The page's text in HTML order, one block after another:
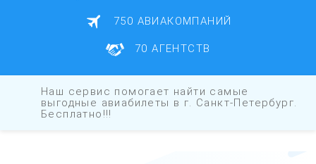
750 АВИАКОМПАНИЙ
70 АГЕНТСТВ
Наш сервис помогает найти самые
выгодные авиабилеты в г. Санкт-Петербург.
Бесплатно!!!